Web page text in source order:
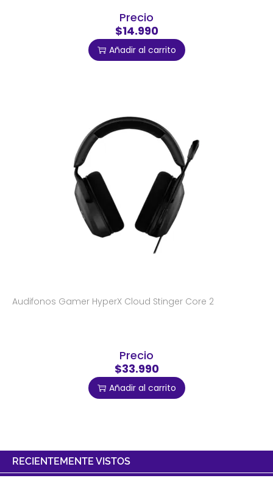
Precio
$14.990
Añadir al carrito
Audifonos Gamer HyperX Cloud Stinger Core 2
Precio
$33.990
Añadir al carrito
RECIENTEMENTE VISTOS